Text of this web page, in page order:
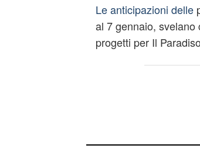
Le anticipazioni delle
al 7 gennaio,
progetti per Il